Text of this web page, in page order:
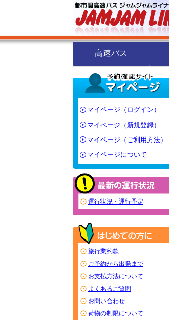
高速バス
マイページ（ログイン）
マイページ（新規登録）
マイページ（ご利用方法）
マイページについて
運行状況・運行予定
旅行業約款
ご予約から出発まで
お支払方法について
よくあるご質問
お問い合わせ
荷物の制限について